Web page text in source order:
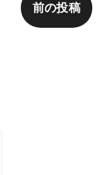
前の投稿